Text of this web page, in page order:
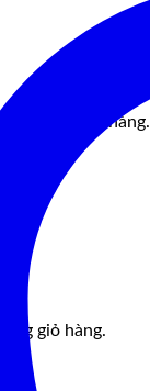
trong giỏ hàng.
hàng
giỏ hàng.